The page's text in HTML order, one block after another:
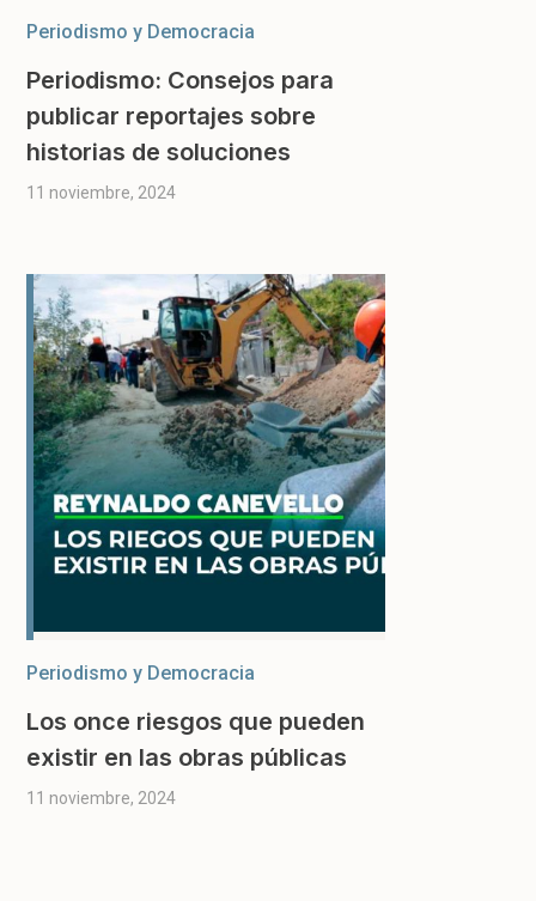
Periodismo y Democracia
Periodismo: Consejos para
publicar reportajes sobre
historias de soluciones
11 noviembre, 2024
Periodismo y Democracia
Los once riesgos que pueden
existir en las obras públicas
11 noviembre, 2024